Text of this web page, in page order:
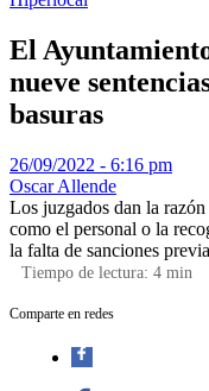
El
nueve
basuras
26/09/2022 - 6:16 pm
Oscar Allende
Los juzgados dan la
como el personal o la
la falta de sanciones
Tiempo de lectura: 4 min
Comparte en redes